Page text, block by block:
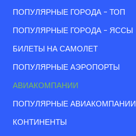
ПОПУЛЯРНЫЕ ГОРОДА - ТОП
ПОПУЛЯРНЫЕ ГОРОДА - ЯССЫ
БИЛЕТЫ НА САМОЛЕТ
ПОПУЛЯРНЫЕ АЭРОПОРТЫ
АВИАКОМПАНИИ
ПОПУЛЯРНЫЕ АВИАКОМПАНИИ
КОНТИНЕНТЫ